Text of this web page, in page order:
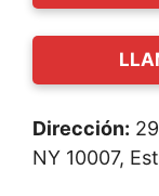
Dirección:
NY 10007,